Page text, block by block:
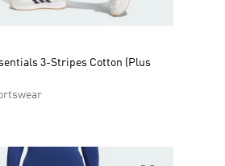
3-Stripes Cotton (Plus